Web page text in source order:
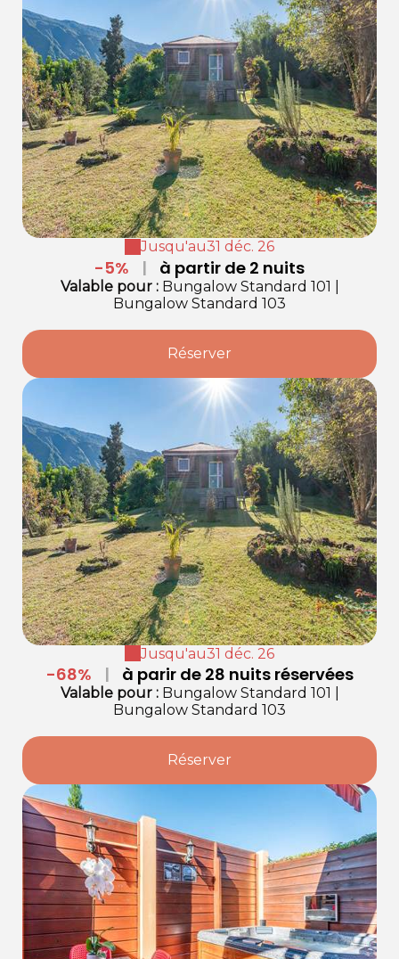
Jusqu'au31 déc. 26
-5% | à partir de 2 nuits
Valable pour:Bungalow Standard 101
Bungalow Standard 103
Réserver
Jusqu'au31 déc. 26
-68% | à parir de 28 nuits réservées
Valable pour:Bungalow Standard 101
Bungalow Standard 103
Réserver